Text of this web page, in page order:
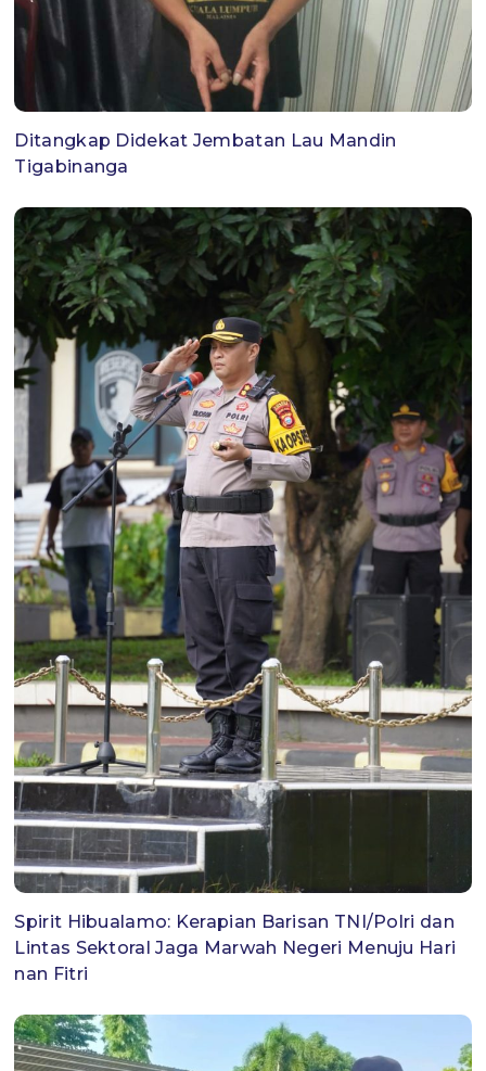
Ditangkap Didekat Jembatan Lau Mandin
Tigabinanga
​Spirit Hibualamo: Kerapian Barisan TNI/Polri dan
Lintas Sektoral Jaga Marwah Negeri Menuju Hari
nan Fitri